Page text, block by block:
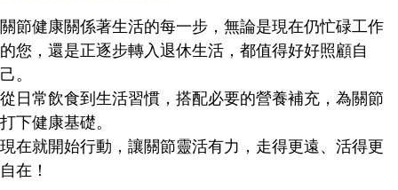
關節健康關係著生活的每一步，無論是現在仍忙碌工作
的您，還是正逐步轉入退休生活，都值得好好照顧自
己。
從日常飲食到生活習慣，搭配必要的營養補充，為關節
打下健康基礎。
現在就開始行動，讓關節靈活有力，走得更遠、活得更
自在！